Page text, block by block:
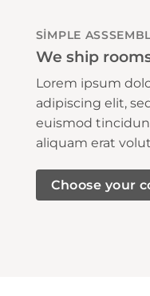
SIMPLE
We ship
Lorem ipsum
adipiscing elit,
euismod
aliquam erat
Choose your